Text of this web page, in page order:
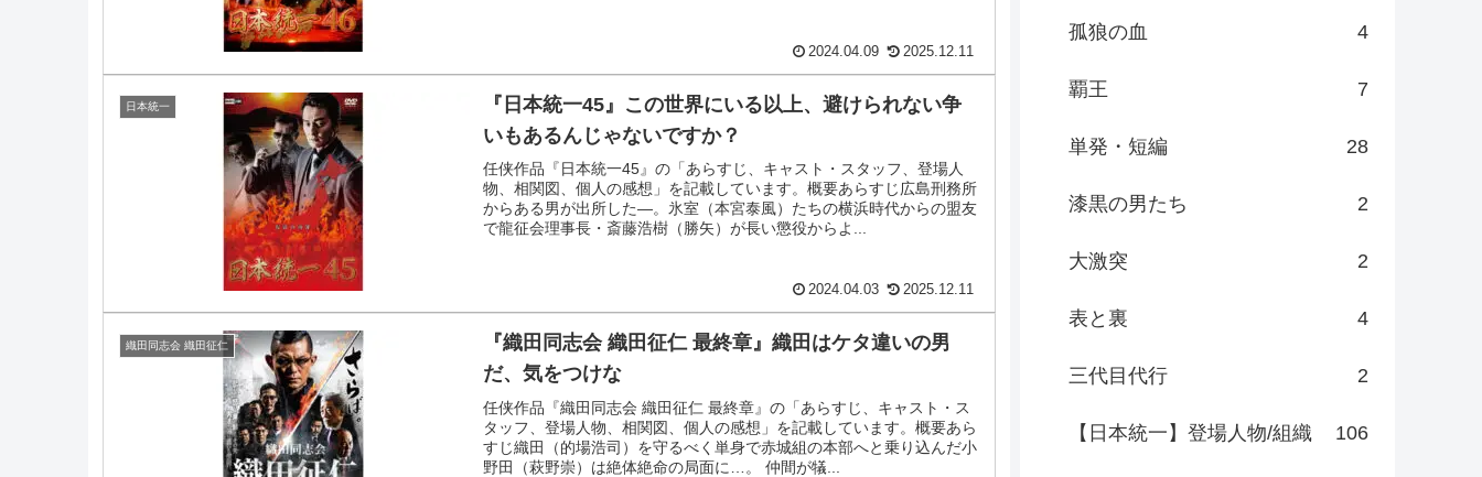
2024.04.09 2025.12.11
日本統一
『日本統一45』この世界にいる以上、避けられない争
いもあるんじゃないですか？
任侠作品『日本統一45』の「あらすじ、キャスト・スタッフ、登場人
物、相関図、個人の感想」を記載しています。概要あらすじ広島刑務所
からある男が出所した―。氷室（本宮泰風）たちの横浜時代からの盟友
で龍征会理事長・斎藤浩樹（勝矢）が長い懲役からよ...
2024.04.03 2025.12.11
織田同志会 織田征仁
『織田同志会 織田征仁 最終章』織田はケタ違いの男
だ、気をつけな
任侠作品『織田同志会 織田征仁 最終章』の「あらすじ、キャスト・ス
タッフ、登場人物、相関図、個人の感想」を記載しています。概要あら
すじ織田（的場浩司）を守るべく単身で赤城組の本部へと乗り込んだ小
野田（萩野崇）は絶体絶命の局面に…。 仲間が犠...
孤狼の血 4
覇王 7
単発・短編 28
漆黒の男たち 2
大激突 2
表と裏 4
三代目代行 2
【日本統一】登場人物/組織 106